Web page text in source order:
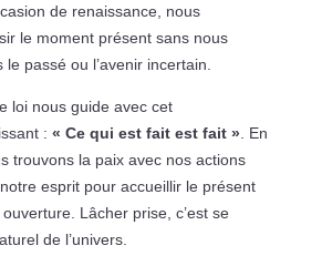
de renaissance, nous
le moment présent sans nous
passé ou l’avenir incertain.
loi nous guide avec cet
: « Ce qui est fait est fait ». En
trouvons la paix avec nos actions
esprit pour accueillir le présent
Lâcher prise, c’est se
de l’univers.